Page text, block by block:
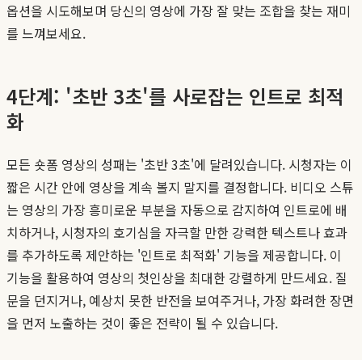
옵션을 시도해보며 당신의 영상에 가장 잘 맞는 조합을 찾는 재미
를 느껴보세요.
4단계: '초반 3초'를 사로잡는 인트로 최적
화
모든 숏폼 영상의 성패는 '초반 3초'에 달려있습니다. 시청자는 이
짧은 시간 안에 영상을 계속 볼지 말지를 결정합니다. 비디오 스튜
는 영상의 가장 흥미로운 부분을 자동으로 감지하여 인트로에 배
치하거나, 시청자의 호기심을 자극할 만한 강력한 텍스트나 효과
를 추가하도록 제안하는 '인트로 최적화' 기능을 제공합니다. 이
기능을 활용하여 영상의 첫인상을 최대한 강렬하게 만드세요. 질
문을 던지거나, 예상치 못한 반전을 보여주거나, 가장 화려한 장면
을 먼저 노출하는 것이 좋은 전략이 될 수 있습니다.